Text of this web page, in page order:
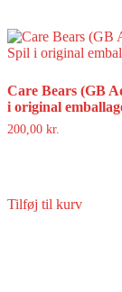
Care Bears (GB
i original
200,00 kr.
Tilføj til kurv